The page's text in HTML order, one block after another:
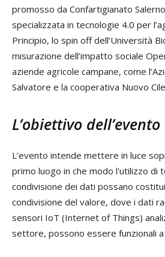
promosso da Confartigianato
specializzata in tecnologie 4.0 per
Principio, lo spin off dell’Università
misurazione dell’impatto sociale
aziende agricole campane, come
Salvatore e la cooperativa Nuovo
L’obiettivo dell’evento
L’evento intende mettere in luce
primo luogo in che modo l'utilizzo di
condivisione dei dati possano
condivisione del valore, dove i dati
sensori IoT (Internet of Things)
settore, possono essere funzionali a